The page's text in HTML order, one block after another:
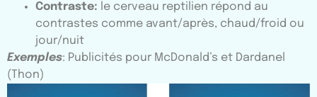
Contraste: le cerveau reptilien répond au
contrastes comme avant/après, chaud/froid ou
jour/nuit
Exemples: Publicités pour McDonald’s et Dardanel
(Thon)